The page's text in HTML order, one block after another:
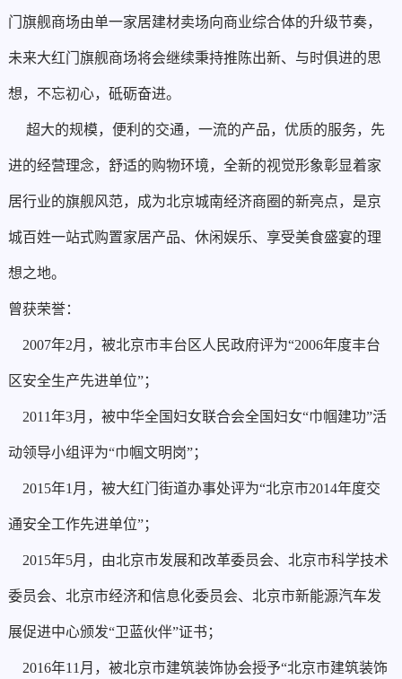
门旗舰商场由单一家居建材卖场向商业综合体的升级节奏，
未来大红门旗舰商场将会继续秉持推陈出新、与时俱进的思
想，不忘初心，砥砺奋进。
超大的规模，便利的交通，一流的产品，优质的服务，先
进的经营理念，舒适的购物环境，全新的视觉形象彰显着家
居行业的旗舰风范，成为北京城南经济商圈的新亮点，是京
城百姓一站式购置家居产品、休闲娱乐、享受美食盛宴的理
想之地。
曾获荣誉：
2007年2月，被北京市丰台区人民政府评为“2006年度丰台
区安全生产先进单位”；
2011年3月，被中华全国妇女联合会全国妇女“巾帼建功”活
动领导小组评为“巾帼文明岗”；
2015年1月，被大红门街道办事处评为“北京市2014年度交
通安全工作先进单位”；
2015年5月，由北京市发展和改革委员会、北京市科学技术
委员会、北京市经济和信息化委员会、北京市新能源汽车发
展促进中心颁发“卫蓝伙伴”证书；
2016年11月，被北京市建筑装饰协会授予“北京市建筑装饰